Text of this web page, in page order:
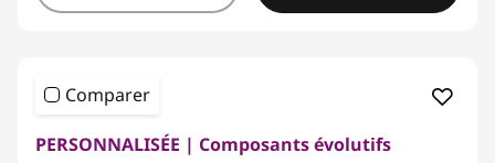
Comparer
PERSONNALISÉE | Composants évolutifs